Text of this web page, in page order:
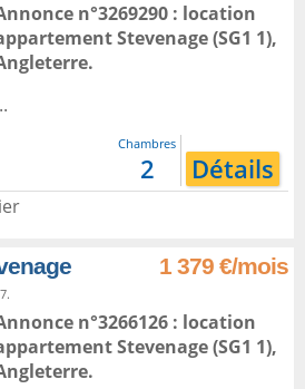
n°3269290 : location
Stevenage(SG1 1),
.
Chambres
2 Détails
1 379 €/mois
n°3266126 : location
Stevenage(SG1 1),
.